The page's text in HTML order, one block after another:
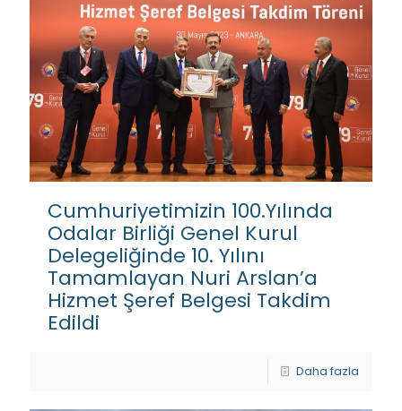
Cumhuriyetimizin 100.Yılında
Odalar Birliği Genel Kurul
Delegeliğinde 10. Yılını
Tamamlayan Nuri Arslan’a
Hizmet Şeref Belgesi Takdim
Edildi
Daha fazla